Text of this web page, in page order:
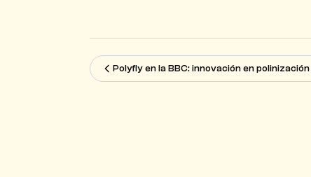
Polyfly en la BBC: innovación en